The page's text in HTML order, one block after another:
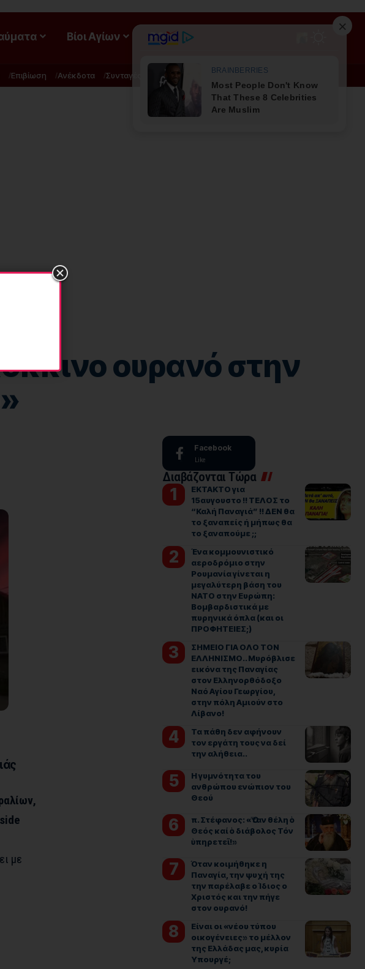
Βίοι Αγίων ΡΟΗ
Επιβίωση Ανέκδοτα Συνταγές Διατροφή - Φυσική Ιατρική
ουρανό στην
με
Facebook
Like
Διαβάζονται Τώρα
ΕΚΤΑΚΤΟ για
15αυγουστο !! ΤΕΛΟΣ το
“Καλή Παναγιά” !! ΔΕΝ θα
το ξαναπείς ή μήπως θα
το ξαναπούμε ;;
Ένα κομμουνιστικό
αεροδρόμιο στην
Ρουμανία γίνεται η
μεγαλύτερη βάση του
ΝΑΤΟ στην Ευρώπη:
Βομβαρδιστικά με
πυρηνικά όπλα (και οι
ΠΡΟΦΗΤΕΙΕΣ;)
ΣΗΜΕΙΟ ΓΙΑ ΟΛΟ ΤΟΝ
ΕΛΛΗΝΙΣΜΟ.. Μυρόβλισε
εικόνα της Παναγίας
στον Ελληνορθόδοξο
Ναό Αγίου Γεωργίου,
στην πόλη Αμιούν στο
Λίβανο!
Τα πάθη δεν αφήνουν
τον εργάτη τους να δεί
την αλήθεια..
Η γυμνότητα του
ανθρώπου ενώπιον του
Θεού
π. Στέφανος: «Ὅταν θέλη ὁ
Θεός καί ὁ διάβολος Τόν
ὑπηρετεῖ!»
Όταν κοιμήθηκε η
Παναγία, την ψυχή της
την παρέλαβε ο Ίδιος ο
Χριστός και την πήγε
στον ουρανό!
Είναι οι «νέου τύπου
οικογένειες» το μέλλον
της Ελλάδας μας, κυρία
Υπουργέ;